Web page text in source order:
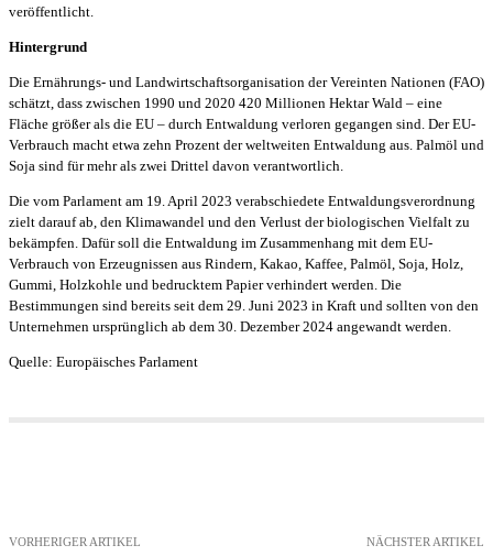
veröffentlicht.
Hintergrund
Die Ernährungs- und Landwirtschaftsorganisation der Vereinten Nationen (FAO)
schätzt, dass zwischen 1990 und 2020 420 Millionen Hektar Wald – eine
Fläche größer als die EU – durch Entwaldung verloren gegangen sind. Der EU-
Verbrauch macht etwa zehn Prozent der weltweiten Entwaldung aus. Palmöl und
Soja sind für mehr als zwei Drittel davon verantwortlich.
Die vom Parlament am 19. April 2023 verabschiedete Entwaldungsverordnung
zielt darauf ab, den Klimawandel und den Verlust der biologischen Vielfalt zu
bekämpfen. Dafür soll die Entwaldung im Zusammenhang mit dem EU-
Verbrauch von Erzeugnissen aus Rindern, Kakao, Kaffee, Palmöl, Soja, Holz,
Gummi, Holzkohle und bedrucktem Papier verhindert werden. Die
Bestimmungen sind bereits seit dem 29. Juni 2023 in Kraft und sollten von den
Unternehmen ursprünglich ab dem 30. Dezember 2024 angewandt werden.
Quelle: Europäisches Parlament
VORHERIGER ARTIKEL NÄCHSTER ARTIKEL